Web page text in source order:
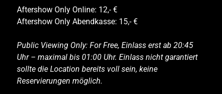
Aftershow Only Online: 12,- €
Aftershow Only Abendkasse: 15,- €
Public Viewing Only: For Free, Einlass erst ab 20:45
Uhr – maximal bis 01:00 Uhr. Einlass nicht garantiert
sollte die Location bereits voll sein, keine
Reservierungen möglich.